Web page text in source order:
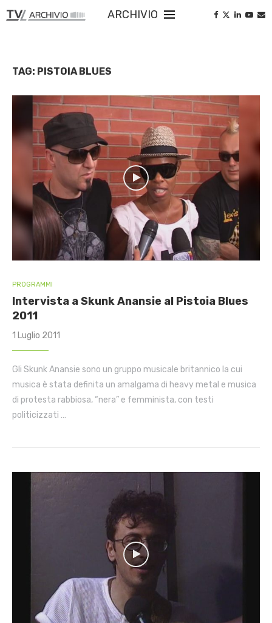
ARCHIVIO
TAG: PISTOIA BLUES
PROGRAMMI
Intervista a Skunk Anansie al Pistoia Blues
2011
1 Luglio 2011
Gli Skunk Anansie sono un gruppo musicale britannico la cui
musica è stata definita un amalgama di heavy metal e musica
di protesta rabbiosa, “nera” e femminista, con testi
politicizzati …